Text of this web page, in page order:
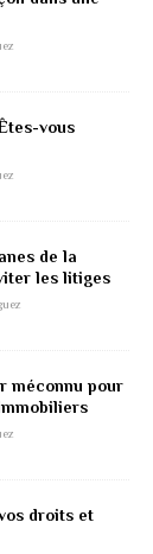
vous
de la
les litiges
méconnu pour
droits et